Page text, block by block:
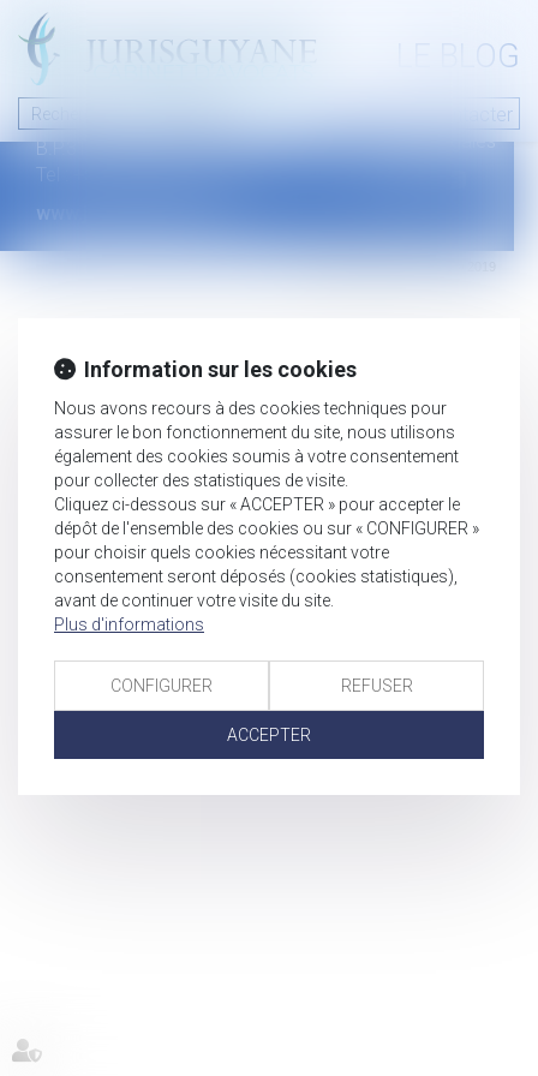
LE BLOG
Nous contacter
46 avenue de la liberté
B.P.315 - 97327 Cayenne Cedex
Tel : +594 594 29 45 35
www.jurisguyane.com
Mentions légales
Information sur les cookies
Nous avons recours à des cookies techniques pour
assurer le bon fonctionnement du site, nous utilisons
également des cookies soumis à votre consentement
pour collecter des statistiques de visite.
Cliquez ci-dessous sur « ACCEPTER » pour accepter le
dépôt de l'ensemble des cookies ou sur « CONFIGURER »
pour choisir quels cookies nécessitant votre
consentement seront déposés (cookies statistiques),
avant de continuer votre visite du site.
Plus d'informations
CONFIGURER REFUSER
ACCEPTER